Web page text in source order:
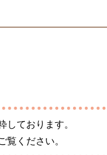
しております。
覧ください。